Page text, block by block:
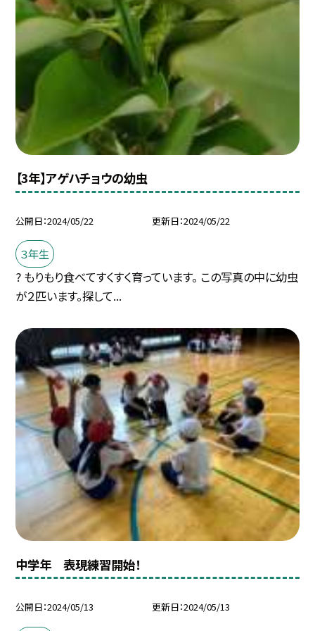
【3年】アゲハチョウの幼虫
公開日 2024/05/22 更新日 2024/05/22
３年生
? もりもり食べてすくすく育っています。 この写真の中に幼虫
が２匹います。探して...
中学年 表現練習開始！
公開日 2024/05/13 更新日 2024/05/13